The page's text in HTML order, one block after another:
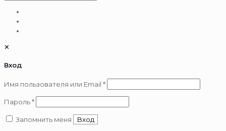
✕
Вход
Имя пользователя или Email *Обязательно
Пароль*Обязательно
Запомнить меня
Вход